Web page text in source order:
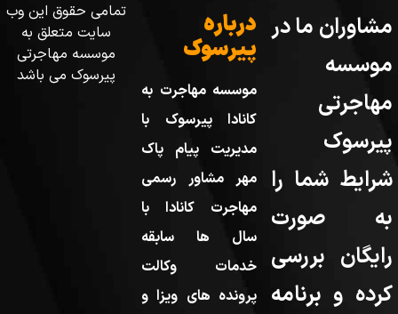
مشاوران ما در
موسسه
مهاجرتی
پیرسوک
شرایط شما را
به صورت
رایگان بررسی
کرده و برنامه
درباره
پیرسوک
موسسه مهاجرت به
کانادا پیرسوک با
مدیریت پیام پاک
مهر مشاور رسمی
مهاجرت کانادا با
سال ها سابقه
خدمات وکالت
پرونده های ویزا و
تمامی حقوق این وب
سایت متعلق به
موسسه مهاجرتی
پیرسوک می باشد